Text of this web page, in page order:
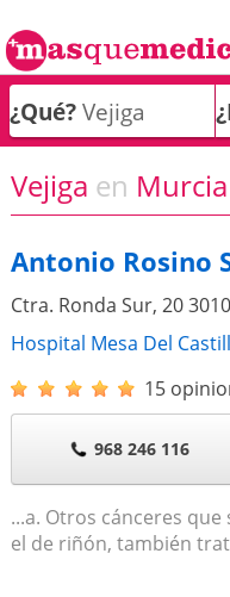
¿Qué?
Vejiga en
Antonio Rosino
Ctra. Ronda Sur, 20
Hospital Mesa Del
15
968 246 116
...a. Otros cánceres
el de riñón, también